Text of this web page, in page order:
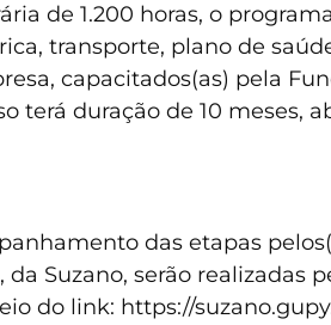
de 1.200 horas, o
transporte, plano de
capacitados(as) pela
terá duração de 10 meses,
das etapas
Suzano, serão realizadas
do link: https://